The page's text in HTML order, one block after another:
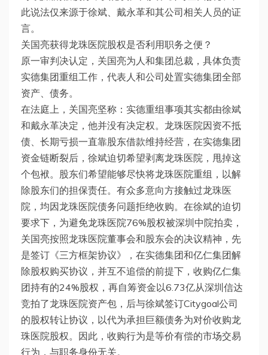
此说法仅来源于徐斌、戴永革和其公司相关人员的证
言。
关国亮获得龙珠医院股权是否利用职务之便？
原一审判决认定，关国亮为人和集团总裁，具体负责
实德集团重组工作，代表人和公司处置实德集团全部
资产、债务。
在法庭上，关国亮坚称：实德重组事项其实都由徐斌
和戴永革决定，他并没有决定权。龙珠医院因资不抵
债、长期亏损一直靠股东借款维持经营，在实德集团
资金链断裂后，徐斌迫切希望剥离龙珠医院，甩掉这
个包袱。股东们希望能够尽快将龙珠医院重组，以解
除股东们的担保责任。有众多意向方接触过龙珠医
院，均因龙珠医院债务问题拒绝收购。在徐斌的迫切
要求下，为避免龙珠医院76%股权被深圳中院拍卖，
关国亮按照龙珠医院董事会和股东会的决议精神，先
是签订《三方框架协议》，在实德集团和亿仁集团解
除股权购买协议，并互不追偿的前提下，收购亿仁集
团持有的24%股权，再自筹资金以6.73亿从深圳信达
竞拍了龙珠医院资产包，后与徐斌签订Citygoal公司
的股权转让协议，以代为承担巨额债务为对价收购龙
珠医院股权。因此，收购行为是等价有偿的市场交易
行为，与职务身份无关。